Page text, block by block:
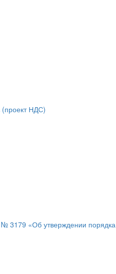
(проект НДС)
3179 «Об утверждении